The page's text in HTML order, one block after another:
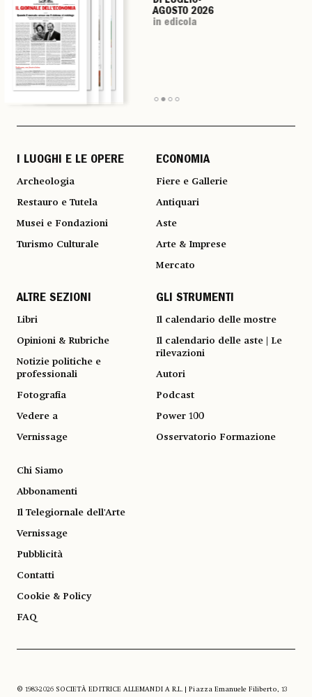
AGOSTO 2026
in edicola
AGOSTO 2026
in edicola
AGOSTO 2026
in edicola
AGOSTO 2026
in edicola
I LUOGHI E LE OPERE
Archeologia
Restauro e Tutela
Musei e Fondazioni
Turismo Culturale
ECONOMIA
Fiere e Gallerie
Antiquari
Aste
Arte & Imprese
Mercato
ALTRE SEZIONI
Libri
Opinioni & Rubriche
Notizie politiche e
professionali
Fotografia
Vedere a
Vernissage
GLI STRUMENTI
Il calendario delle mostre
Il calendario delle aste | Le
rilevazioni
Autori
Podcast
Power 100
Osservatorio Formazione
Chi Siamo
Abbonamenti
Il Telegiornale dell'Arte
Vernissage
Pubblicità
Contatti
Cookie & Policy
FAQ
© 1983-2026 SOCIETÀ EDITRICE ALLEMANDI A R.L. | Piazza Emanuele Filiberto, 13